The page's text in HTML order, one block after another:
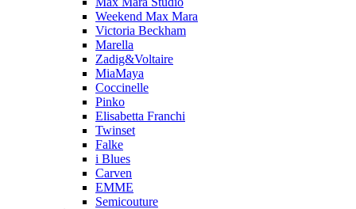
Weekend Max Mara
Victoria Beckham
Marella
Zadig&Voltaire
MiaMaya
Coccinelle
Pinko
Elisabetta Franchi
Twinset
Falke
i Blues
Carven
EMME
Semicouture